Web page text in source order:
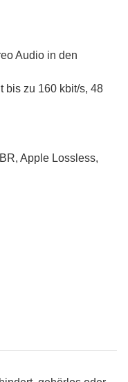
Audio in den
bis zu 160 kbit/s, 48
Apple Lossless,